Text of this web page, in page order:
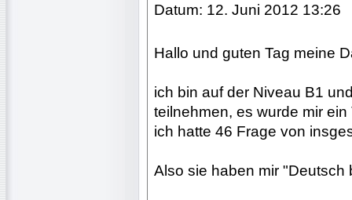
Datum: 12. Juni 2012 13:26
Hallo und guten Tag meine
ich bin auf der Niveau B1
teilnehmen, es wurde mir
ich hatte 46 Frage von
Also sie haben mir "Deutsch